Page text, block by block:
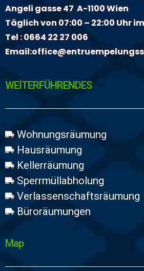
Angeli gasse 47 A-1100 Wien
Täglich von 07:00 – 22:00 Uhr
Tel :0664 22 27 006
Email:
WEİTERFÜHRENDES
Wohnungsräumung
Hausräumung
Kellerräumung
Sperrmüllabholung
Verlassenschaftsräumung
Büroräumungen
Map